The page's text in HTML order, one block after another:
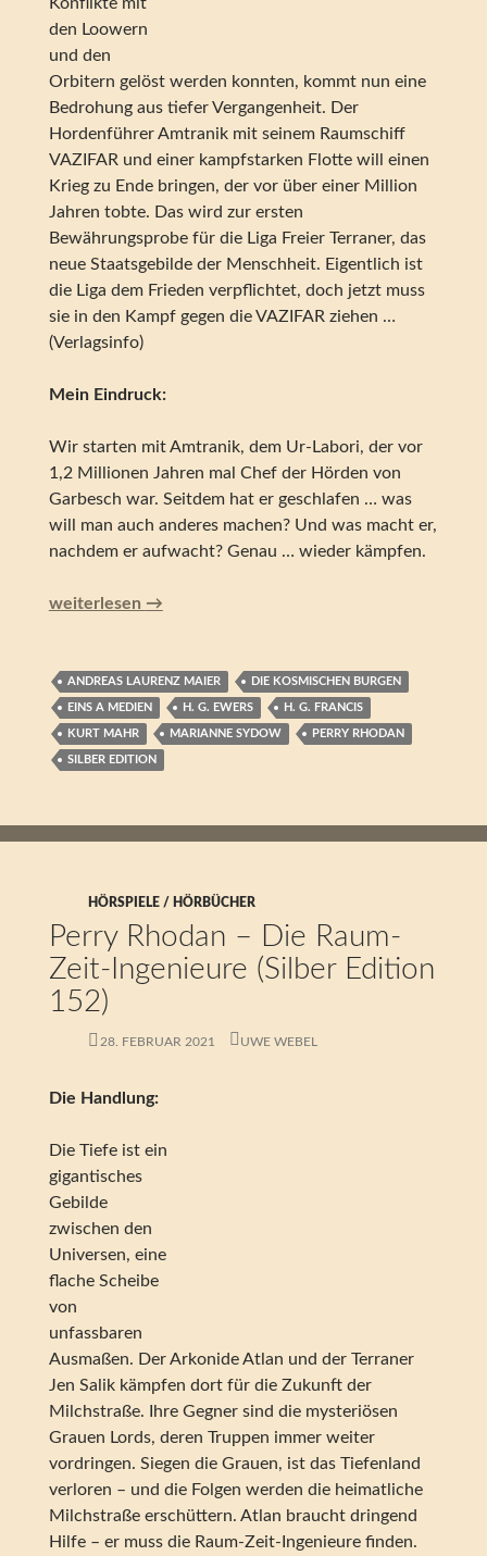
den Loowern
und den
Orbitern gelöst werden konnten, kommt nun eine
Bedrohung aus tiefer Vergangenheit. Der
Hordenführer Amtranik mit seinem Raumschiff
VAZIFAR und einer kampfstarken Flotte will einen
Krieg zu Ende bringen, der vor über einer Million
Jahren tobte. Das wird zur ersten
Bewährungsprobe für die Liga Freier Terraner, das
neue Staatsgebilde der Menschheit. Eigentlich ist
die Liga dem Frieden verpflichtet, doch jetzt muss
sie in den Kampf gegen die VAZIFAR ziehen …
(Verlagsinfo)
Mein Eindruck:
Wir starten mit Amtranik, dem Ur-Labori, der vor
1,2 Millionen Jahren mal Chef der Hörden von
Garbesch war. Seitdem hat er geschlafen … was
will man auch anderes machen? Und was macht er,
nachdem er aufwacht? Genau … wieder kämpfen.
Perry Rhodan – Duell der Erbfeinde (Silber Edition 117)
weiterlesen →
ANDREAS LAURENZ MAIER DIE KOSMISCHEN BURGEN
EINS A MEDIEN H. G. EWERS H. G. FRANCIS
KURT MAHR MARIANNE SYDOW PERRY RHODAN
SILBER EDITION
HÖRSPIELE / HÖRBÜCHER
Perry Rhodan – Die Raum-
Zeit-Ingenieure (Silber Edition
152)
28. FEBRUAR 2021 UWE WEBEL
Die Handlung:
Die Tiefe ist ein
gigantisches
Gebilde
zwischen den
Universen, eine
flache Scheibe
von
unfassbaren
Ausmaßen. Der Arkonide Atlan und der Terraner
Jen Salik kämpfen dort für die Zukunft der
Milchstraße. Ihre Gegner sind die mysteriösen
Grauen Lords, deren Truppen immer weiter
vordringen. Siegen die Grauen, ist das Tiefenland
verloren – und die Folgen werden die heimatliche
Milchstraße erschüttern. Atlan braucht dringend
Hilfe – er muss die Raum-Zeit-Ingenieure finden.